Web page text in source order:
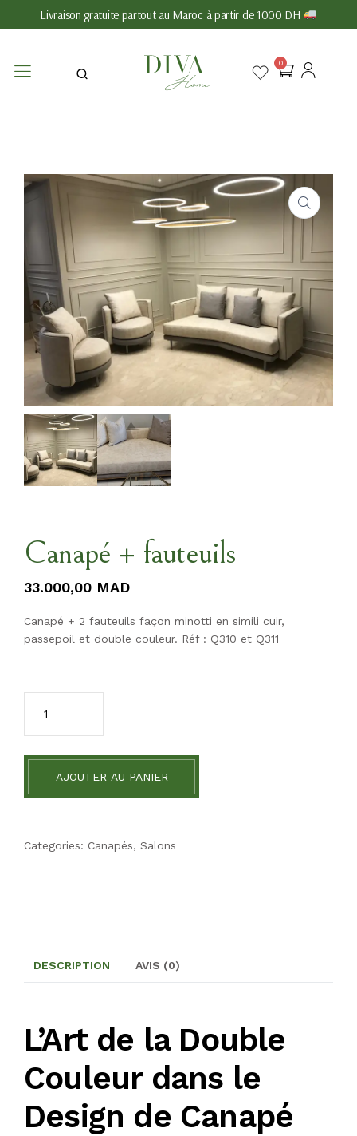
Livraison gratuite partout au Maroc à partir de 1000 DH
0
Canapé + fauteuils
33.000,00 MAD
Canapé + 2 fauteuils façon minotti en simili cuir,
passepoil et double couleur. Réf : Q310 et Q311
AJOUTER AU PANIER
Categories: Canapés, Salons
DESCRIPTION AVIS (0)
L’Art de la Double
Couleur dans le
Design de Canapé